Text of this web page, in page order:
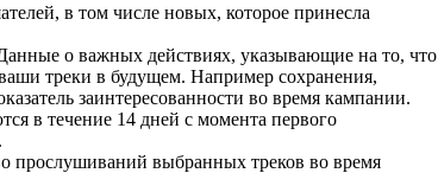
в том числе новых, которое принесла
о важных действиях, указывающие на то, что
треки в будущем. Например сохранения,
заинтересованности во время кампании.
в течение 14 дней с момента первого
прослушиваний выбранных треков во время